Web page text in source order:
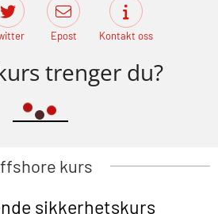
Epost Kontakt oss
trenger du?
kurs
sikkerhetskurs